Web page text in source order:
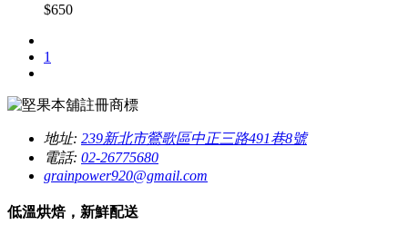
$650
1
地址: 239新北市鶯歌區中正三路491巷8號
電話: 02-26775680
grainpower920@gmail.com
低溫烘焙，新鮮配送